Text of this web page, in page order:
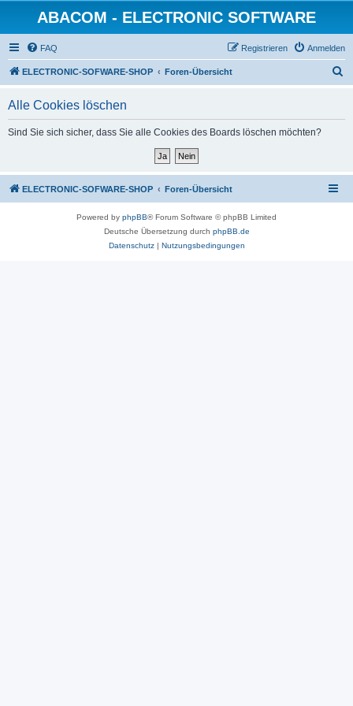
ABACOM - ELECTRONIC SOFTWARE
FAQ Anmelden
Registrieren
ELECTRONIC-SOFWARE-SHOP Foren-Übersicht
Alle Cookies löschen
Sind Sie sich sicher, dass Sie alle Cookies des Boards löschen möchten?
ELECTRONIC-SOFWARE-SHOP Foren-Übersicht
Powered by phpBB® Forum Software © phpBB Limited
Deutsche Übersetzung durch phpBB.de
Datenschutz| Nutzungsbedingungen